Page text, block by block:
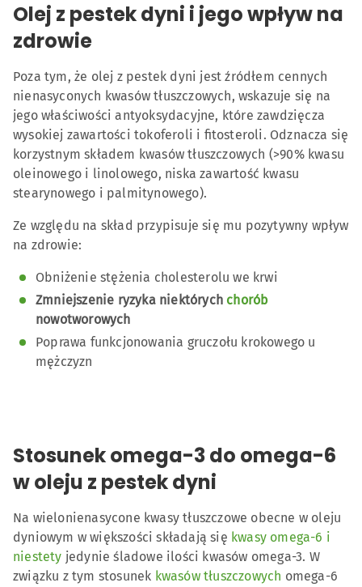
Źródła
Olej z pestek dyni i jego wpływ na
zdrowie
Poza tym, że olej z pestek dyni jest źródłem cennych
nienasyconych kwasów tłuszczowych, wskazuje się na
jego właściwości antyoksydacyjne, które zawdzięcza
wysokiej zawartości tokoferoli i fitosteroli. Odznacza się
korzystnym składem kwasów tłuszczowych (>90% kwasu
oleinowego i linolowego, niska zawartość kwasu
stearynowego i palmitynowego).
Ze względu na skład przypisuje się mu pozytywny wpływ
na zdrowie:
Obniżenie stężenia cholesterolu we krwi
Zmniejszenie ryzyka niektórych chorób
nowotworowych
Poprawa funkcjonowania gruczołu krokowego u
mężczyzn
Stosunek omega-3 do omega-6
w oleju z pestek dyni
Na wielonienasycone kwasy tłuszczowe obecne w oleju
dyniowym w większości składają się kwasy omega-6 i
niestety jedynie śladowe ilości kwasów omega-3. W
związku z tym stosunek kwasów tłuszczowych omega-6